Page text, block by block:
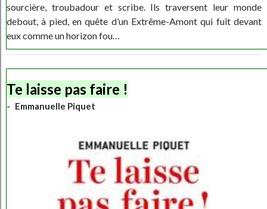
sourcière, troubadour et scribe. Ils traversent leur monde
debout, à pied, en quête d’un Extrême-Amont qui fuit devant
eux comme un horizon fou…
Te laisse pas faire !
Emmanuelle Piquet